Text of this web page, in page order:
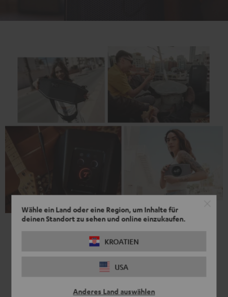
Wähle ein Land oder eine Region, um Inhalte für
deinen Standort zu sehen und online einzukaufen.
KROATIEN
USA
Anderes Land auswählen
Video
Modern Sound, Retro-Design